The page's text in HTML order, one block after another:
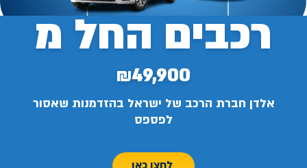
רכבים החל מ
₪49,900
אלדן חברת הרכב של ישראל בהזדמנות שאסור
לפספס